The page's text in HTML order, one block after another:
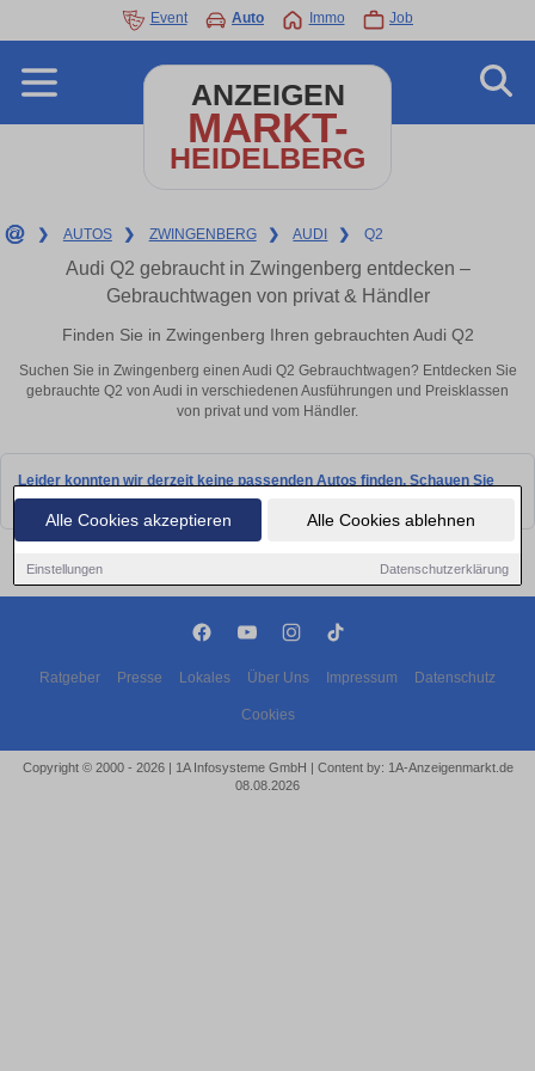
Alle Cookies akzeptieren Alle Cookies ablehnen
Einstellungen Datenschutzerklärung
Event Auto Immo Job
ANZEIGEN
MARKT-
HEIDELBERG
❯ AUTOS ❯ ZWINGENBERG ❯ AUDI ❯ Q2
Audi Q2 gebraucht in Zwingenberg entdecken –
Gebrauchtwagen von privat & Händler
Finden Sie in Zwingenberg Ihren gebrauchten Audi Q2
Suchen Sie in Zwingenberg einen Audi Q2 Gebrauchtwagen? Entdecken Sie
gebrauchte Q2 von Audi in verschiedenen Ausführungen und Preisklassen
von privat und vom Händler.
Leider konnten wir derzeit keine passenden Autos finden. Schauen Sie
bald wieder vorbei!
Ratgeber Presse Lokales Über Uns Impressum Datenschutz
Cookies
Copyright © 2000 - 2026 | 1A Infosysteme GmbH | Content by: 1A-Anzeigenmarkt.de
08.08.2026